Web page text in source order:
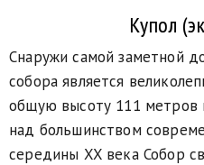
Купол
Снаружи самой заметной
собора является
общую высоту 111 метров
над большинством
середины XX века Собор